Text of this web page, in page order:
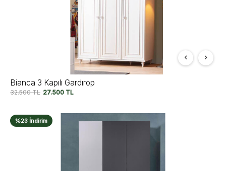
Bianca 3 Kapılı Gardırop
32.500TL 27.500 TL
%23 İndirim